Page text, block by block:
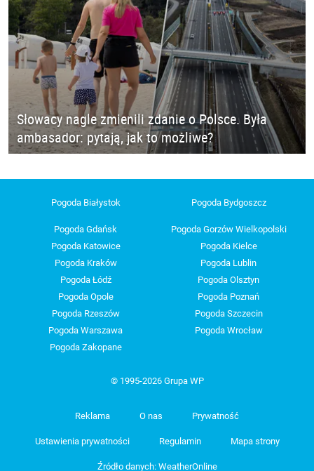
Słowacy nagle zmienili zdanie o Polsce. Była
ambasador: pytają, jak to możliwe?
Pogoda Białystok Pogoda Bydgoszcz
Pogoda Gdańsk
Pogoda Gorzów Wielkopolski
Pogoda Katowice
Pogoda Kielce
Pogoda Kraków
Pogoda Lublin
Pogoda Łódź
Pogoda Olsztyn
Pogoda Opole
Pogoda Poznań
Pogoda Rzeszów
Pogoda Szczecin
Pogoda Warszawa
Pogoda Wrocław
Pogoda Zakopane
© 1995-2026 Grupa WP
Reklama O nas Prywatność
Ustawienia prywatności Regulamin Mapa strony
Źródło danych: WeatherOnline